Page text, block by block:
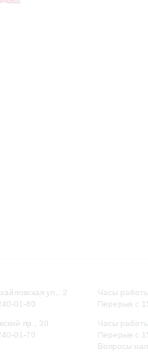
ул., 2
01-80
пр., 30
01-70
Часы
Перерыв с
Часы
Перерыв с
Вопросы